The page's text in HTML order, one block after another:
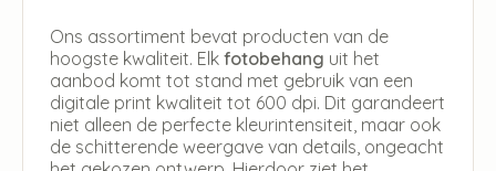
Ons assortiment bevat producten van de
hoogste kwaliteit. Elk fotobehang uit het
aanbod komt tot stand met gebruik van een
digitale print kwaliteit tot 600 dpi. Dit garandeert
niet alleen de perfecte kleurintensiteit, maar ook
de schitterende weergave van details, ongeacht